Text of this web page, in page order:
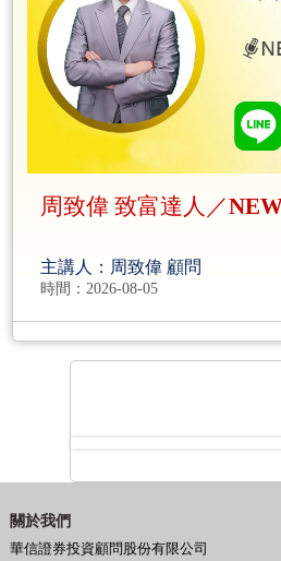
周致偉 致富達人／
主講人：周致偉 顧問
時間：2026-08-05
關於我們
華信證券投資顧問股份有限公司